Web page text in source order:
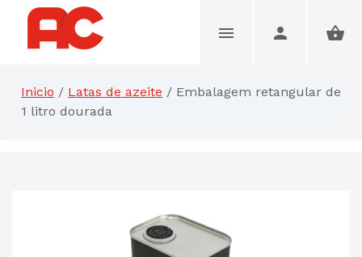
Inicio / Latas de azeite / Embalagem retangular de
1 litro dourada